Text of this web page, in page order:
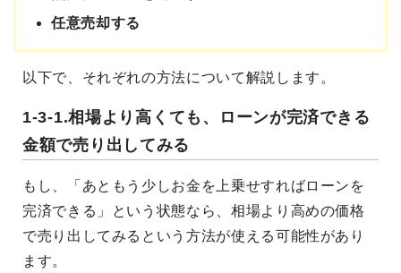
任意売却する
以下で、それぞれの方法について解説します。
1-3-1.相場より高くても、ローンが完済できる
金額で売り出してみる
もし、「あともう少しお金を上乗せすればローンを
完済できる」という状態なら、相場より高めの価格
で売り出してみるという方法が使える可能性があり
ます。